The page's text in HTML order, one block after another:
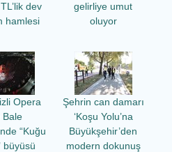
dev
hamlesi
gelirliye umut
oluyor
Opera
Bale
“Kuğu
büyüsü
Şehrin can damarı
‘Koşu Yolu’na
Büyükşehir’den
modern dokunuş